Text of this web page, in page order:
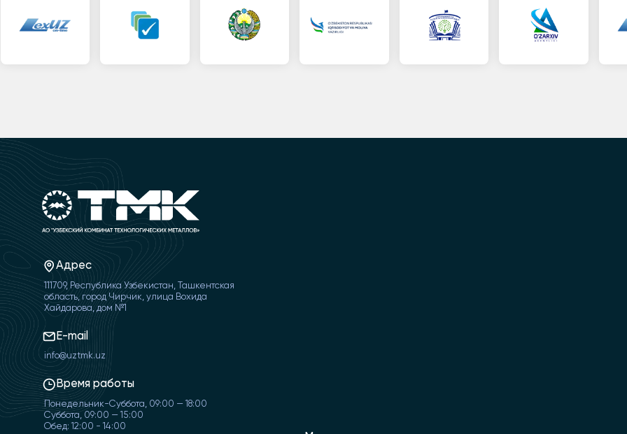
Адрес
111709, Республика Узбекистан, Ташкентская
область, город Чирчик, улица Вохида
Хайдарова, дом №1
E-mail
info@uztmk.uz
Время работы
Понедельник-Суббота, 09:00 — 18:00
Суббота, 09:00 — 15:00
Обед: 12:00 - 14:00